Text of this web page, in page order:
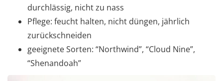
durchlässig, nicht zu nass
Pflege: feucht halten, nicht düngen, jährlich
zurückschneiden
geeignete Sorten: “Northwind”, “Cloud Nine”,
“Shenandoah”